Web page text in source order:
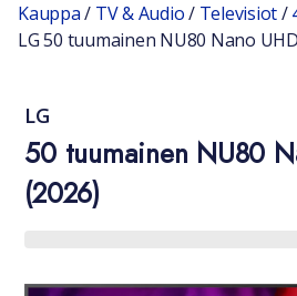
Kauppa/ TV & Audio/ Televisiot/
LG 50 tuumainen NU80 Nano
LG
50 tuumainen NU80
(2026)